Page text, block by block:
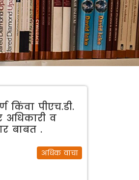
किंवा पीएच.डी.
अधिकारी व
बाबत .
अधिक वाचा